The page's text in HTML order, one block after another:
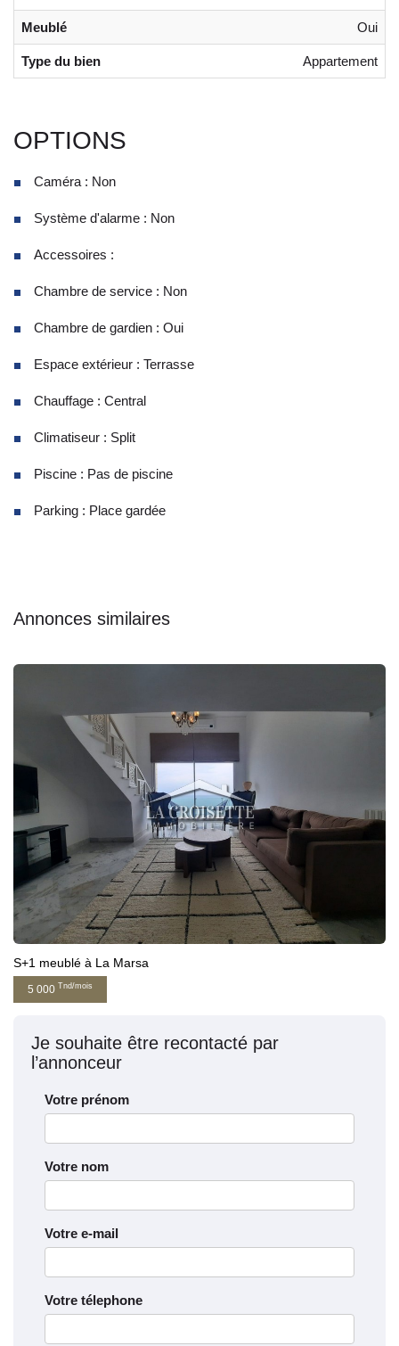
Meublé Oui
Type du bien Appartement
OPTIONS
Caméra : Non
Système d'alarme : Non
Accessoires :
Chambre de service : Non
Chambre de gardien : Oui
Espace extérieur : Terrasse
Chauffage : Central
Climatiseur : Split
Piscine : Pas de piscine
Parking : Place gardée
Annonces similaires
S+1 meublé à La Marsa
5 000 Tnd/mois
Je souhaite être recontacté par
l’annonceur
Votre prénom
Votre nom
Votre e-mail
Votre télephone